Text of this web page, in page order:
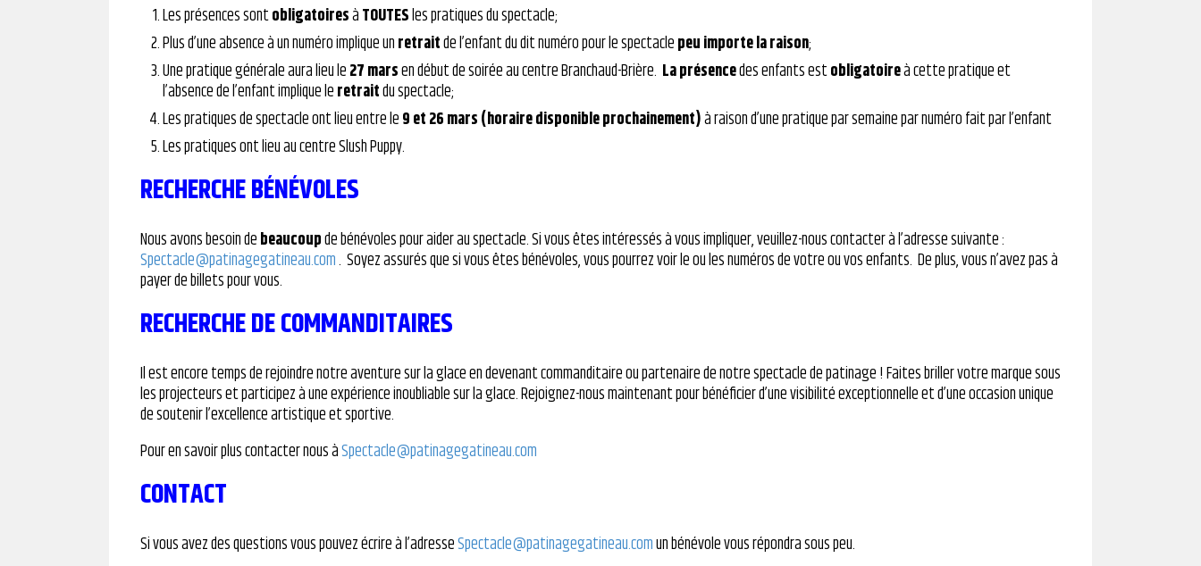
Les présences sontobligatoiresàTOUTESles pratiques du spectacle;
Plus d’une absence à un numéro implique unretraitde l’enfant du dit numéro pour le spectaclepeu importe la raison;
Une pratique générale aura lieu le27 marsen début de soirée au centre Branchaud-Brière. La présencedes enfants estobligatoireà cette pratique et
l’absence de l’enfant implique leretraitdu spectacle;
Les pratiques de spectacle ont lieu entre le9 et 26 mars (horaire disponible prochainement)à raison d’une pratique par semaine par numéro fait par l’enfant
Les pratiques ont lieu au centre Slush Puppy.
RECHERCHE BÉNÉVOLES
Nous avons besoin debeaucoupde bénévoles pour aider au spectacle. Si vous êtes intéressés à vous impliquer, veuillez-nous contacter à l’adresse suivante :
Spectacle@patinagegatineau.com. Soyez assurés que si vous êtes bénévoles, vous pourrez voir le ou les numéros de votre ou vos enfants. De plus, vous n’avez pas à
payer de billets pour vous.
RECHERCHE DE COMMANDITAIRES
Il est encore temps de rejoindre notre aventure sur la glace en devenant commanditaire ou partenaire de notre spectacle de patinage ! Faites briller votre marque sous
les projecteurs et participez à une expérience inoubliable sur la glace. Rejoignez-nous maintenant pour bénéficier d’une visibilité exceptionnelle et d’une occasion unique
de soutenir l’excellence artistique et sportive.
Pour en savoir plus contacter nous àSpectacle@patinagegatineau.com
CONTACT
Si vous avez des questions vous pouvez écrire à l’adresseSpectacle@patinagegatineau.comun bénévole vous répondra sous peu.